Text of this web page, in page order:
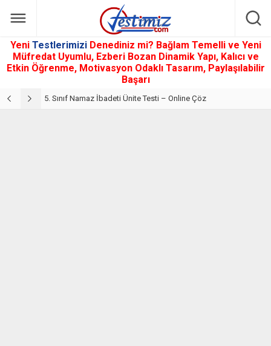
Yeni Testlerimizi Denediniz mi? Bağlam Temelli ve Yeni
Müfredat Uyumlu, Ezberi Bozan Dinamik Yapı, Kalıcı ve
Etkin Öğrenme, Motivasyon Odaklı Tasarım, Paylaşılabilir
Başarı
5. Sınıf Namaz İbadeti Ünite Testi – Online Çöz